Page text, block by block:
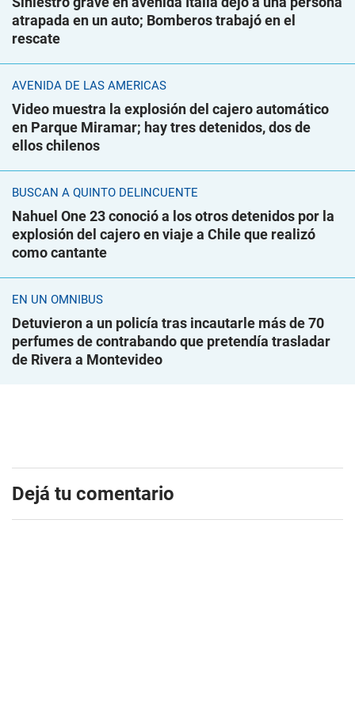
atrapada en un auto; Bomberos trabajó en el
rescate
AVENIDA DE LAS AMÉRICAS
Video muestra la explosión del cajero automático
en Parque Miramar; hay tres detenidos, dos de
ellos chilenos
BUSCAN A QUINTO DELINCUENTE
Nahuel One 23 conoció a los otros detenidos por la
explosión del cajero en viaje a Chile que realizó
como cantante
EN UN ÓMNIBUS
Detuvieron a un policía tras incautarle más de 70
perfumes de contrabando que pretendía trasladar
de Rivera a Montevideo
Dejá tu comentario